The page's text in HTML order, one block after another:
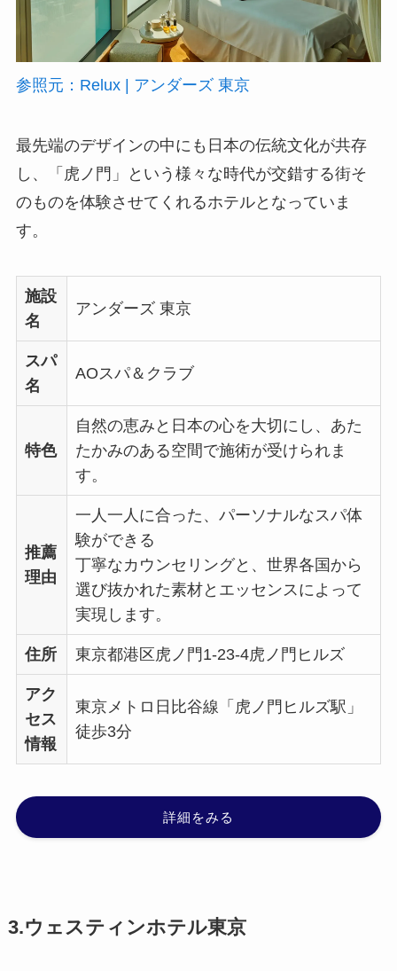
参照元：Relux | アンダーズ 東京
最先端のデザインの中にも日本の伝統文化が共存
し、「虎ノ門」という様々な時代が交錯する街そ
のものを体験させてくれるホテルとなっていま
す。
施設
名
アンダーズ 東京
スパ
名
AOスパ＆クラブ
特色
自然の恵みと日本の心を大切にし、あた
たかみのある空間で施術が受けられま
す。
推薦
理由
一人一人に合った、パーソナルなスパ体
験ができる
丁寧なカウンセリングと、世界各国から
選び抜かれた素材とエッセンスによって
実現します。
住所 東京都港区虎ノ門1-23-4虎ノ門ヒルズ
アク
セス
情報
東京メトロ日比谷線「虎ノ門ヒルズ駅」
徒歩3分
詳細をみる
3.ウェスティンホテル東京